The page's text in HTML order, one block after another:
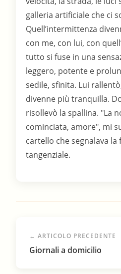
galleria artificiale che ci
Quell’intermittenza
con me, con lui, con
tutto si fuse in una
leggero, potente e
sedile, sfinita. Lui
divenne più tranquilla.
risollevò la spallina. "La
cominciata, amore", mi
cartello che segnalava la
tangenziale.
← ARTICOLO PRECEDENTE
Giornali a domicilio